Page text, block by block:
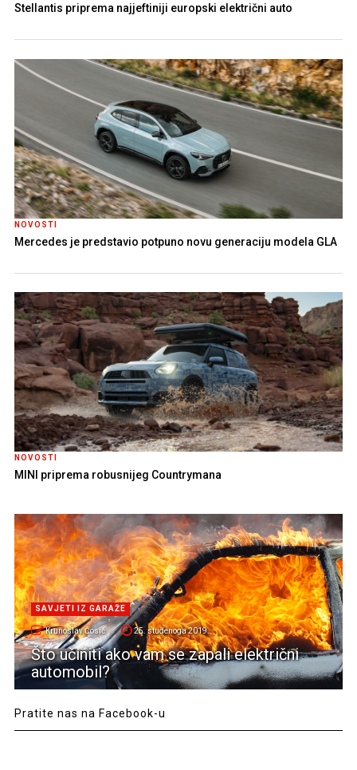
Stellantis priprema najjeftiniji europski električni auto
NOVOSTI
Mercedes je predstavio potpuno novu generaciju modela GLA
NOVOSTI
MINI priprema robusnijeg Countrymana
SAVJETI IZ GARAŽE
Krunoslav Ćosić 25. studenoga 2019.
Što učiniti ako vam se zapali električni
automobil?
Pratite nas na Facebook-u